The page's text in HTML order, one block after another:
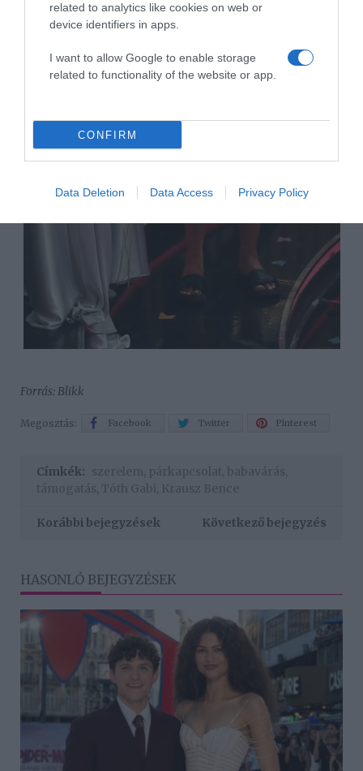
related to analytics like cookies on web or
device identifiers in apps.
I want to allow Google to enable storage
related to functionality of the website or app.
CONFIRM
Data Deletion Data Access Privacy Policy
Forrás: Blikk
Megosztás: Facebook Twitter Pinterest
Címkék: szerelem párkapcsolat babavárás
támogatás
Tóth Gabi Krausz Bence
Korábbi bejegyzések Következő bejegyzés
HASONLÓ BEJEGYZÉSEK